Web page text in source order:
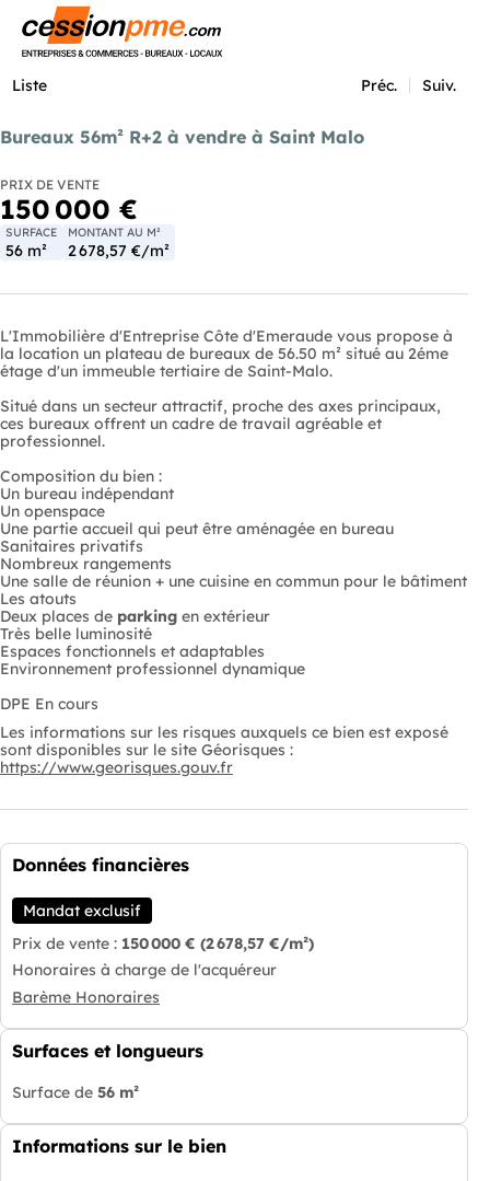
Liste Préc. Suiv.
Bureaux 56m² R+2 à vendre à Saint Malo
PRIX DE VENTE
150 000 €
SURFACE
56 m²
MONTANT AU M²
2 678,57 €/m²
L'Immobilière d'Entreprise Côte d'Emeraude vous propose à
la location un plateau de bureaux de 56.50 m² situé au 2éme
étage d'un immeuble tertiaire de Saint-Malo.
Situé dans un secteur attractif, proche des axes principaux,
ces bureaux offrent un cadre de travail agréable et
professionnel.
Composition du bien :
Un bureau indépendant
Un openspace
Une partie accueil qui peut être aménagée en bureau
Sanitaires privatifs
Nombreux rangements
Une salle de réunion + une cuisine en commun pour le bâtiment
Les atouts
Deux places de parking en extérieur
Très belle luminosité
Espaces fonctionnels et adaptables
Environnement professionnel dynamique
DPE En cours
Les informations sur les risques auxquels ce bien est exposé
sont disponibles sur le site Géorisques :
https://www.georisques.gouv.fr
Données financières
Mandat exclusif
Prix de vente : 150 000 € (2 678,57 €/m²)
Honoraires à charge de l'acquéreur
Barème Honoraires
Surfaces et longueurs
Surface de 56 m²
Informations sur le bien